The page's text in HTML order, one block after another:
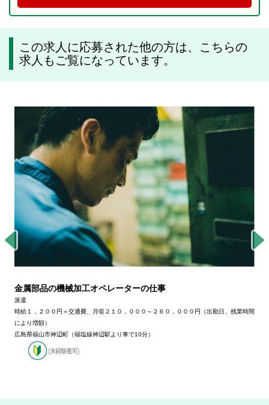
この求人に応募された他の方は、こちらの
求人もご覧になっています。
金属部品の機械加工オペレーターの仕事
派遣
時給１，２００円＋交通費、月収２１０，０００～２６０，０００円（出勤日、残業時間
により増額）
広島県福山市神辺町（福塩線神辺駅より車で10分）